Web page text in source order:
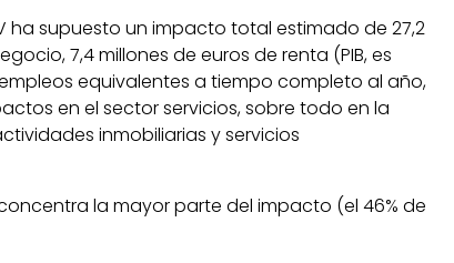
ha supuesto un impacto total estimado de 27,2
7,4 millones de euros de renta (PIB, es
equivalentes a tiempo completo al año,
en el sector servicios, sobre todo en la
inmobiliarias y servicios
la mayor parte del impacto (el 46% de